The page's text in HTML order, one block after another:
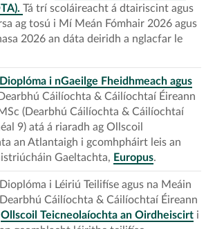
Tá trí scoláireacht á dtairiscint agus
ag tosú i Mí Meán Fómhair 2026 agus
2026 an dáta deiridh a nglacfar le
i nGaeilge Fheidhmeach agus
Cáilíochta & Cáilíochtaí Éireann
(Dearbhú Cáilíochta & Cáilíochtaí
9) atá á riaradh ag Ollscoil
an Atlantaigh i gcomhpháirt leis an
Gaeltachta, Europus.
i Léiriú Teilifíse agus na Meáin
Cáilíochta & Cáilíochtaí Éireann
Ollscoil Teicneolaíochta an Oirdheiscirt i